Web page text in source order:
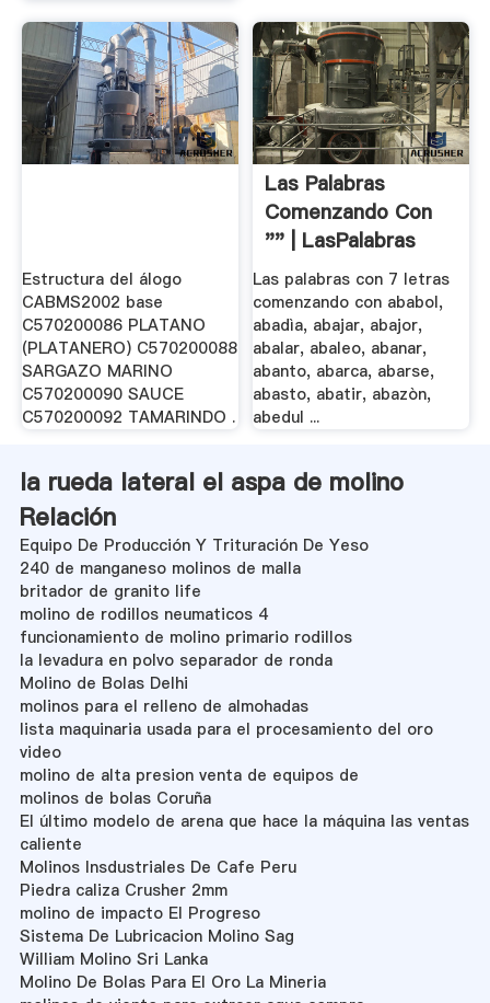
Estructura del álogo
CABMS2002 base
C570200086 PLATANO
(PLATANERO) C570200088
SARGAZO MARINO
C570200090 SAUCE
C570200092 TAMARINDO .
Las Palabras
Comenzando Con
"" | LasPalabras
Las palabras con 7 letras
comenzando con ababol,
abadìa, abajar, abajor,
abalar, abaleo, abanar,
abanto, abarca, abarse,
abasto, abatir, abazòn,
abedul ...
la rueda lateral el aspa de molino
Relación
Equipo De Producción Y Trituración De Yeso
240 de manganeso molinos de malla
britador de granito life
molino de rodillos neumaticos 4
funcionamiento de molino primario rodillos
la levadura en polvo separador de ronda
Molino de Bolas Delhi
molinos para el relleno de almohadas
lista maquinaria usada para el procesamiento del oro
video
molino de alta presion venta de equipos de
molinos de bolas Coruña
El último modelo de arena que hace la máquina las ventas
caliente
Molinos Insdustriales De Cafe Peru
Piedra caliza Crusher 2mm
molino de impacto El Progreso
Sistema De Lubricacion Molino Sag
William Molino Sri Lanka
Molino De Bolas Para El Oro La Mineria